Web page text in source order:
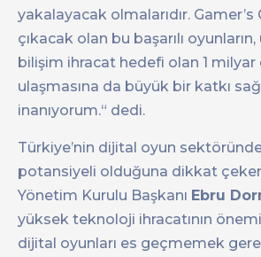
yakalayacak olmalarıdır. Gamer’s
çıkacak olan bu başarılı
bilişim ihracat hedefi olan 1 milyar
ulaşmasına da büyük bir katkı
inanıyorum.“ dedi.
Türkiye’nin dijital oyun
potansiyeli olduğuna dikkat
Yönetim Kurulu Başkanı Ebru
yüksek teknoloji ihracatının
dijital oyunları es geçmemek